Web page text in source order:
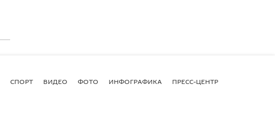
СПОРТ ВИДЕО ФОТО ИНФОГРАФИКА ПРЕСС-ЦЕНТР